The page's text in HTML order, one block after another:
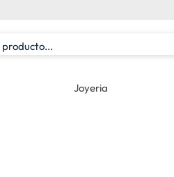
Joyeria